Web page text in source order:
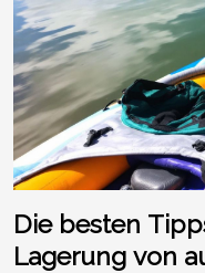
Die besten
Lagerung von